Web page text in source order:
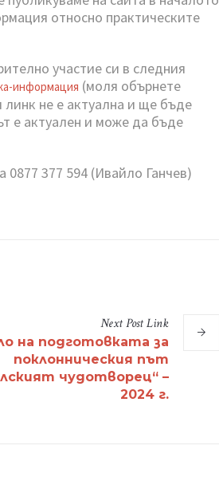
относно практическите
участие си в следния
информация (моля обърнете
линк не е актуална и ще бъде
е актуален и може да бъде
377 594 (Ивайло Ганчев)
NextPostLink
на подготовката за
поклонническия път
чудотворец“ –
2024 г.